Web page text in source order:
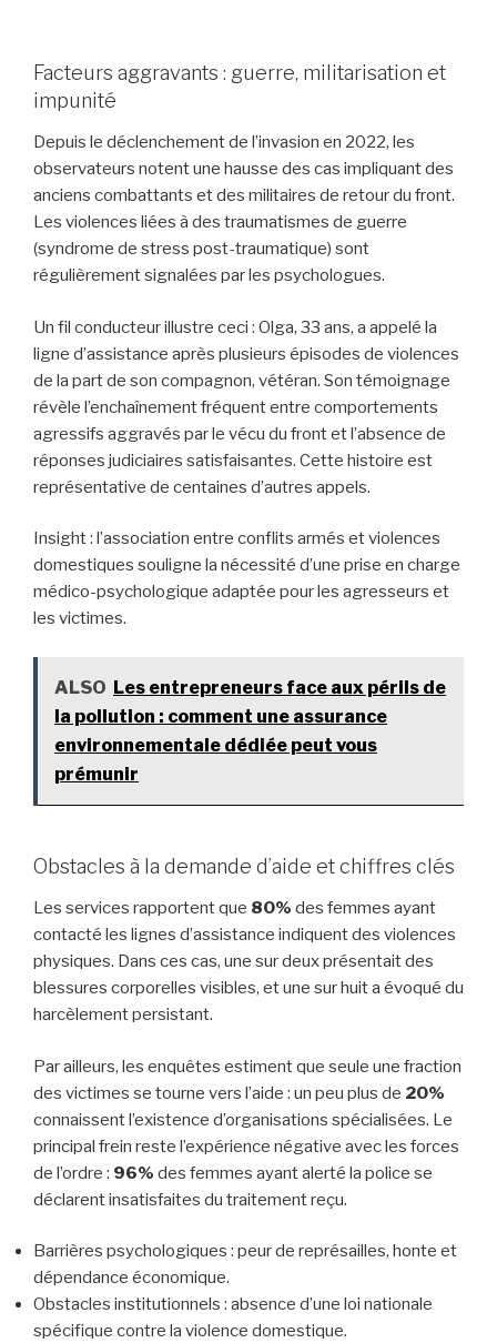
Facteurs aggravants : guerre, militarisation et
impunité
Depuis le déclenchement de l’invasion en 2022, les
observateurs notent une hausse des cas impliquant des
anciens combattants et des militaires de retour du front.
Les violences liées à des traumatismes de guerre
(syndrome de stress post-traumatique) sont
régulièrement signalées par les psychologues.
Un fil conducteur illustre ceci : Olga, 33 ans, a appelé la
ligne d’assistance après plusieurs épisodes de violences
de la part de son compagnon, vétéran. Son témoignage
révèle l’enchaînement fréquent entre comportements
agressifs aggravés par le vécu du front et l’absence de
réponses judiciaires satisfaisantes. Cette histoire est
représentative de centaines d’autres appels.
Insight : l’association entre conflits armés et violences
domestiques souligne la nécessité d’une prise en charge
médico-psychologique adaptée pour les agresseurs et
les victimes.
ALSO Les entrepreneurs face aux périls de
la pollution : comment une assurance
environnementale dédiée peut vous
prémunir
Obstacles à la demande d’aide et chiffres clés
Les services rapportent que 80% des femmes ayant
contacté les lignes d’assistance indiquent des violences
physiques. Dans ces cas, une sur deux présentait des
blessures corporelles visibles, et une sur huit a évoqué du
harcèlement persistant.
Par ailleurs, les enquêtes estiment que seule une fraction
des victimes se tourne vers l’aide : un peu plus de 20%
connaissent l’existence d’organisations spécialisées. Le
principal frein reste l’expérience négative avec les forces
de l’ordre : 96% des femmes ayant alerté la police se
déclarent insatisfaites du traitement reçu.
Barrières psychologiques : peur de représailles, honte et
dépendance économique.
Obstacles institutionnels : absence d’une loi nationale
spécifique contre la violence domestique.